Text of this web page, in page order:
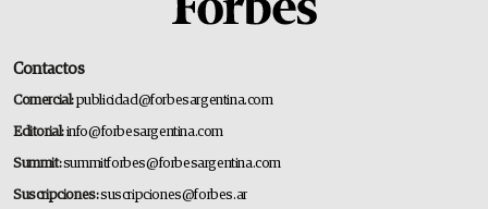
Contactos
Comercial:publicidad@forbesargentina.com
Editorial:info@forbesargentina.com
Summit:summitforbes@forbesargentina.com
Suscripciones:suscripciones@forbes.ar